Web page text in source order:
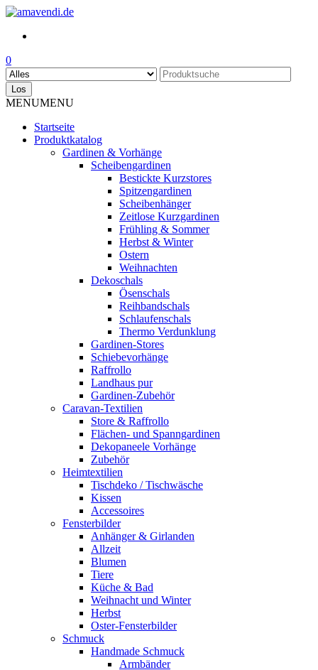
Skip
0
Los
MENUMENU
Startseite
Produktkatalog
Gardinen & Vorhänge
Scheibengardinen
Bestickte Kurzstores
Spitzengardinen
Scheibenhänger
Zeitlose Kurzgardinen
Frühling & Sommer
Herbst & Winter
Ostern
Weihnachten
Dekoschals
Ösenschals
Reihbandschals
Schlaufenschals
Thermo Verdunklung
Gardinen-Stores
Schiebevorhänge
Raffrollo
Landhaus pur
Gardinen-Zubehör
Caravan-Textilien
Store & Raffrollo
Flächen- und Spanngardinen
Dekopaneele Vorhänge
Zubehör
Heimtextilien
Tischdeko / Tischwäsche
Kissen
Accessoires
Fensterbilder
Anhänger & Girlanden
Allzeit
Blumen
Tiere
Küche & Bad
Weihnacht und Winter
Herbst
Oster-Fensterbilder
Schmuck
Handmade Schmuck
Armbänder